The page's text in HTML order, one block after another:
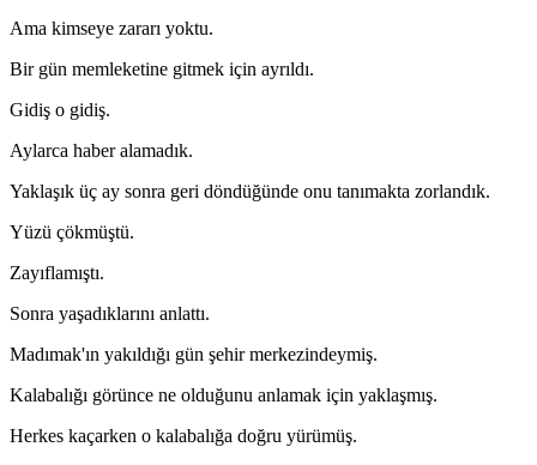
Ama kimseye zararı yoktu.
Bir gün memleketine gitmek için ayrıldı.
Gidiş o gidiş.
Aylarca haber alamadık.
Yaklaşık üç ay sonra geri döndüğünde onu tanımakta zorlandık.
Yüzü çökmüştü.
Zayıflamıştı.
Sonra yaşadıklarını anlattı.
Madımak'ın yakıldığı gün şehir merkezindeymiş.
Kalabalığı görünce ne olduğunu anlamak için yaklaşmış.
Herkes kaçarken o kalabalığa doğru yürümüş.